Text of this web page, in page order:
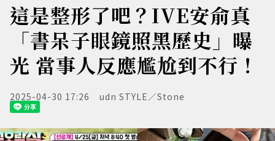
這是整形了吧？IVE安俞真
「書呆子眼鏡照黑歷史」曝
光 當事人反應尷尬到不行！
2025-04-30 17:26 udn STYLE／Stone